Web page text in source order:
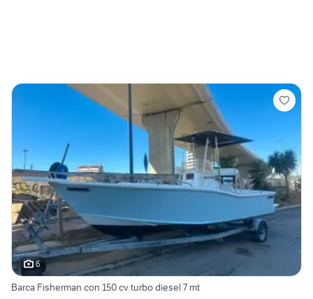
6
Barca Fisherman con 150 cv turbo diesel 7 mt